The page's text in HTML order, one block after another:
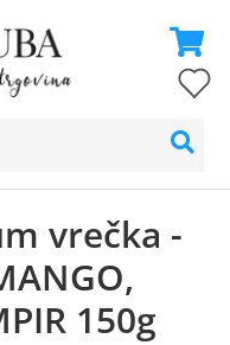
vrečka -
150g